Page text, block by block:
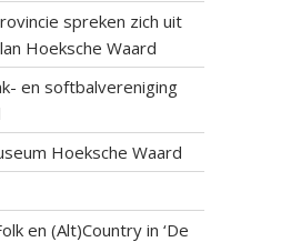
spreken zich uit
Hoeksche Waard
en softbalvereniging
Hoeksche Waard
en (Alt)Country in ‘De